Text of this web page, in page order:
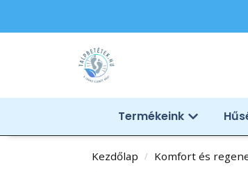
Termékeink
Kezdőlap / Komfort és